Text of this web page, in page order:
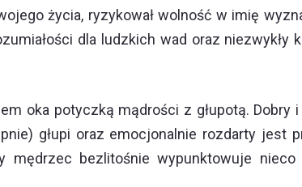
życia, ryzykował wolność w imię
dla ludzkich wad oraz niezwykły
oka potyczką mądrości z głupotą. Dobry
głupi oraz emocjonalnie rozdarty jest
bezlitośnie wypunktowuje nieco